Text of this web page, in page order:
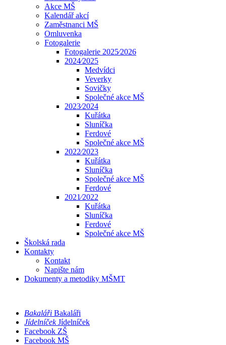
Akce MŠ
Kalendář akcí
Zaměstnanci MŠ
Omluvenka
Fotogalerie
Fotogalerie 2025⁄2026
2024⁄2025
Medvídci
Veverky
Sovičky
Společné akce MŠ
2023⁄2024
Kuřátka
Sluníčka
Ferdové
Společné akce MŠ
2022⁄2023
Kuřátka
Sluníčka
Společné akce MŠ
Ferdové
2021⁄2022
Kuřátka
Sluníčka
Ferdové
Společné akce MŠ
Školská rada
Kontakty
Kontakt
Napište nám
Dokumenty a metodiky MŠMT
Bakaláři Bakaláři
Jídelníček Jídelníček
Facebook ZŠ
Facebook MŠ